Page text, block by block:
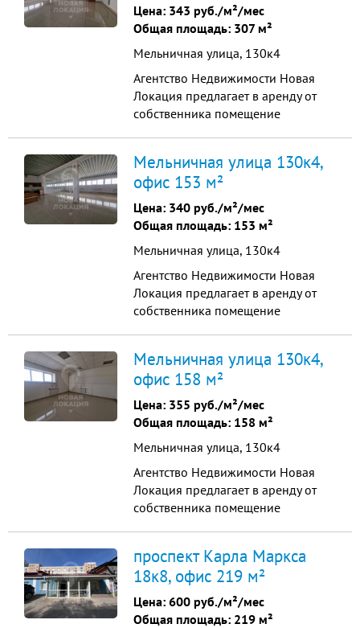
Основные характеристики и
преимущества помещения: - 2 этаж;
доступ; ...
Цена: 343 руб./м²/мес
Общая площадь: 307 м²
Мельничная улица, 130к4
Агентство Недвижимости Новая
Локация предлагает в аренду от
собственника помещение
расположенные на 3 этаже
Торгово выставочного комплекса
Витражное здание с очень
высоким автомобильным
центральный автомагистрале...
Мельничная улица 130к4,
офис 153 м²
Цена: 340 руб./м²/мес
Общая площадь: 153 м²
Мельничная улица, 130к4
Агентство Недвижимости Новая
Локация предлагает в аренду от
собственника помещение
расположенные на 3 этаже
Торгово выставочного комплекса
Витражное здание с очень
высоким автомобильным
центральный автомагистрале...
Мельничная улица 130к4,
офис 158 м²
Цена: 355 руб./м²/мес
Общая площадь: 158 м²
Мельничная улица, 130к4
Агентство Недвижимости Новая
Локация предлагает в аренду от
собственника помещение
расположенные на 3 этаже
Торгово выставочного комплекса
Витражное здание с очень
высоким автомобильным
проспект Карла Маркса
18к8, офис 219 м²
Цена: 600 руб./м²/мес
Общая площадь: 219 м²